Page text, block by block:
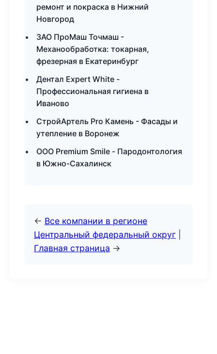
ремонт и покраска в Нижний
Новгород
ЗАО ПроМаш Точмаш -
Механообработка: токарная,
фрезерная в Екатеринбург
Дентал Expert White -
Профессиональная гигиена в
Иваново
СтройАртель Pro Камень - Фасады и
утепление в Воронеж
ООО Premium Smile - Пародонтология
в Южно-Сахалинск
← Все компании в регионе
Центральный федеральный округ
Главная страница →